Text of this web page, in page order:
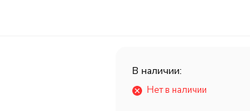
В наличии:
Нет в наличии